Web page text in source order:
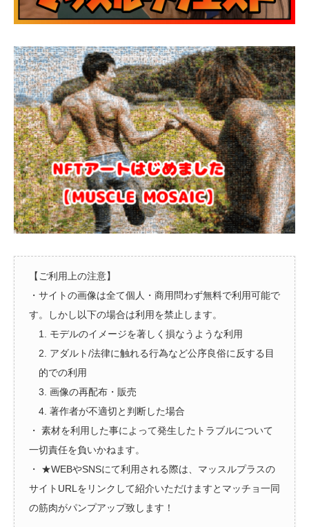
【ご利用上の注意】
・サイトの画像は全て個人・商用問わず無料で利用可能で
す。しかし以下の場合は利用を禁止します。
1. モデルのイメージを著しく損なうような利用
2. アダルト/法律に触れる行為など公序良俗に反する目
的での利用
3. 画像の再配布・販売
4. 著作者が不適切と判断した場合
・ 素材を利用した事によって発生したトラブルについて
一切責任を負いかねます。
・ ★WEBやSNSにて利用される際は、マッスルプラスの
サイトURLをリンクして紹介いただけますとマッチョ一同
の筋肉がパンプアップ致します！